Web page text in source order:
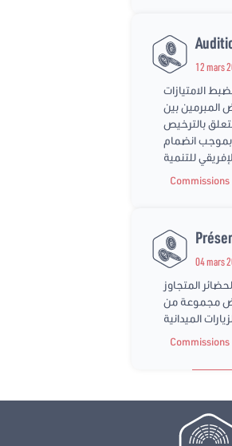
12 mars
عمل : - للإستماع إلى جهة المبادرة حول مقترح القانون عدد 2020/97 المتعلق بضبط الامتيازات
واتفاق القرض المبرمين بين
الأوروبي والمتعلقين بالقرض المسند للحكومة التونسية في إطار آلية الدعم المالي الكلي - مشروع القانون عدد 2020/152 المتعلق بالترخيص
بموجب انضمام
للتنمية
Commissions
04 mars
أعمال اللجنة حول مشروع القانون عدد 2020/134 يتعلق بعملة الحضائر المتجاوز
- عرض مجموعة من
الميدانية
Commissions